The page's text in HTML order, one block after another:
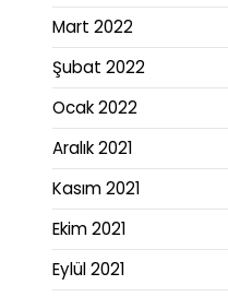
Mart 2022
Şubat 2022
Ocak 2022
Aralık 2021
Kasım 2021
Ekim 2021
Eylül 2021